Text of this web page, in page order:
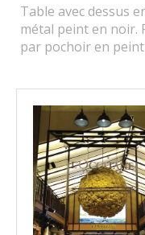
Table avec dessus
métal peint en noir.
par pochoir en